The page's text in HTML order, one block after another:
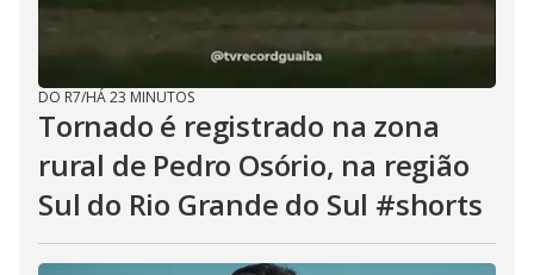
DO R7/HÁ 23 MINUTOS
Tornado é registrado na zona
rural de Pedro Osório, na região
Sul do Rio Grande do Sul #shorts